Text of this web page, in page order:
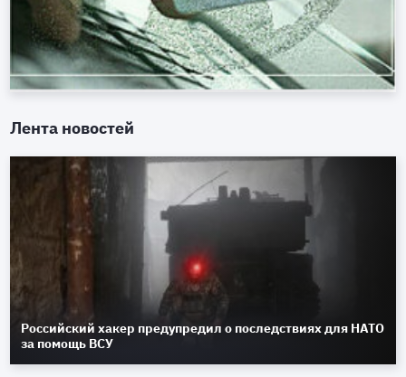
Лента новостей
Российский хакер предупредил о последствиях для НАТО
за помощь ВСУ